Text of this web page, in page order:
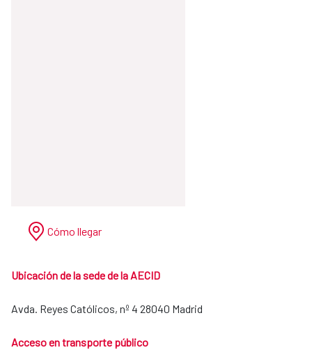
Cómo llegar
Ubicación de la sede de la AECID
Avda. Reyes Católicos, nº 4 28040 Madrid
Acceso en transporte público